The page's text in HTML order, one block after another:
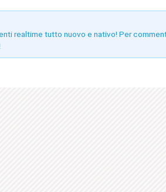
realtime tutto nuovo e nativo! Per